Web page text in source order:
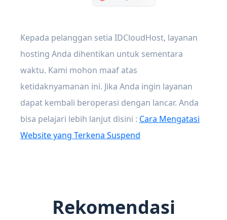
Kepada pelanggan setia IDCloudHost, layanan
hosting Anda dihentikan untuk sementara
waktu. Kami mohon maaf atas
ketidaknyamanan ini. Jika Anda ingin layanan
dapat kembali beroperasi dengan lancar. Anda
bisa pelajari lebih lanjut disini : Cara Mengatasi
Website yang Terkena Suspend
Rekomendasi